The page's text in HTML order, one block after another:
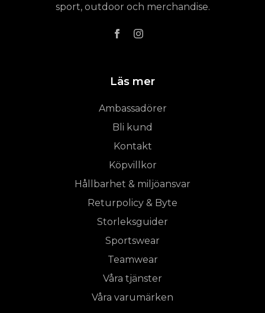
sport, outdoor och merchandise.
Läs mer
Ambassadörer
Bli kund
Kontakt
Köpvillkor
Hållbarhet & miljöansvar
Returpolicy & Byte
Storleksguider
Sportswear
Teamwear
Våra tjänster
Våra varumärken